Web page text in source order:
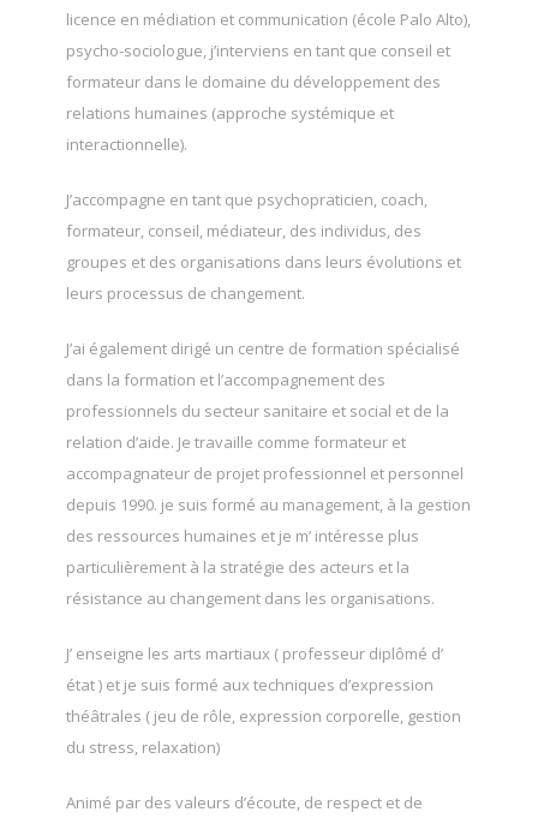
licence en médiation et communication (école Palo Alto),
psycho-sociologue, j’interviens en tant que conseil et
formateur dans le domaine du développement des
relations humaines (approche systémique et
interactionnelle).
J’accompagne en tant que psychopraticien, coach,
formateur, conseil, médiateur, des individus, des
groupes et des organisations dans leurs évolutions et
leurs processus de changement.
J’ai également dirigé un centre de formation spécialisé
dans la formation et l’accompagnement des
professionnels du secteur sanitaire et social et de la
relation d’aide. Je travaille comme formateur et
accompagnateur de projet professionnel et personnel
depuis 1990. je suis formé au management, à la gestion
des ressources humaines et je m’ intéresse plus
particulièrement à la stratégie des acteurs et la
résistance au changement dans les organisations.
J’ enseigne les arts martiaux ( professeur diplômé d’
état ) et je suis formé aux techniques d’expression
théâtrales ( jeu de rôle, expression corporelle, gestion
du stress, relaxation)
Animé par des valeurs d’écoute, de respect et de